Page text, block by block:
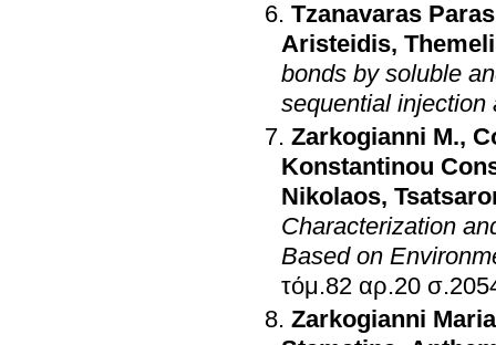
Tzanavaras
Aristeidis,
bonds by soluble
sequential injection
Zarkogianni M.,
Konstantinou
Nikolaos,
Characterization
Based on
τόμ.82
Zarkogianni Maria